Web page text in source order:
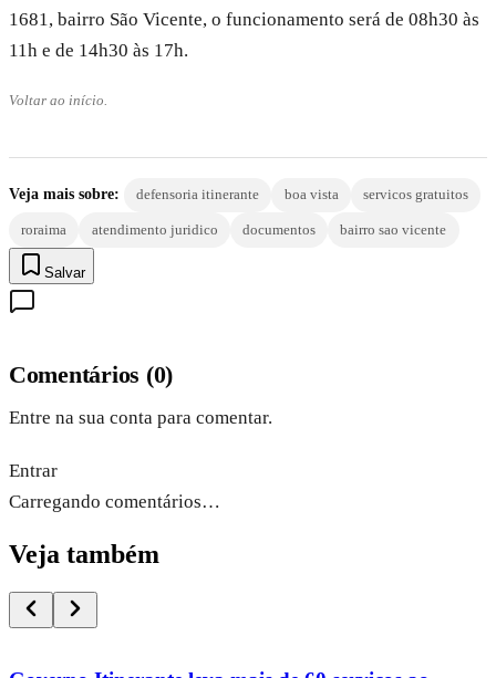
1681, bairro São Vicente, o funcionamento será de 08h30 às
11h e de 14h30 às 17h.
Voltar ao início.
Veja mais sobre: defensoria itinerante boa vista servicos gratuitos
roraima atendimento juridico documentos bairro sao vicente
Salvar
Comentários (0)
Entre na sua conta para comentar.
Entrar
Carregando comentários…
Veja também